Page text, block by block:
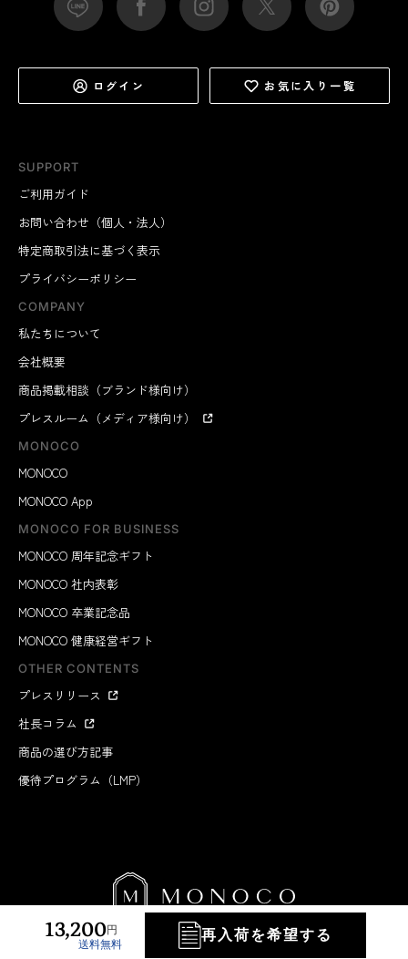
13,200円
送料無料
再入荷を希望する
SUPPORT
ご利用ガイド
お問い合わせ（個人・法人）
特定商取引法に基づく表示
プライバシーポリシー
COMPANY
私たちについて
会社概要
商品掲載相談（ブランド様向け）
プレスルーム（メディア様向け）
MONOCO
MONOCO
MONOCO App
MONOCO FOR BUSINESS
MONOCO 周年記念ギフト
MONOCO 社内表彰
MONOCO 卒業記念品
MONOCO 健康経営ギフト
OTHER CONTENTS
プレスリリース
社長コラム
商品の選び方記事
優待プログラム（LMP）
ログイン お気に入り一覧
MONOCO INC. 2012-2026